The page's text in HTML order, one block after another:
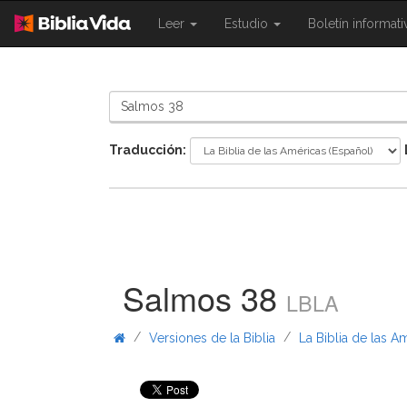
Leer
{{
Estudio
{{
Boletín
Traducción:
Salmos 38 LBLA
/ Versiones de la Biblia / La Biblia de las